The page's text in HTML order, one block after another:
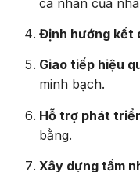
Định hướng kết
Giao tiếp hiệu
minh bạch.
Hỗ trợ phát
bằng.
Xây dựng tầm